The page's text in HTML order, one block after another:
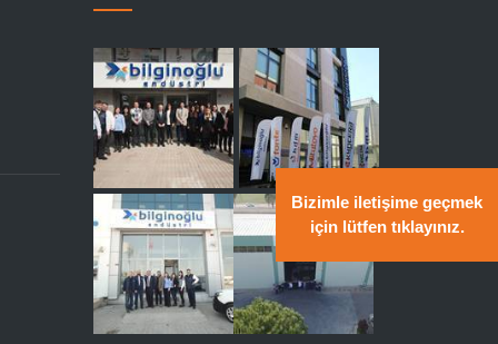
Bizimle iletişime geçmek
için lütfen tıklayınız.